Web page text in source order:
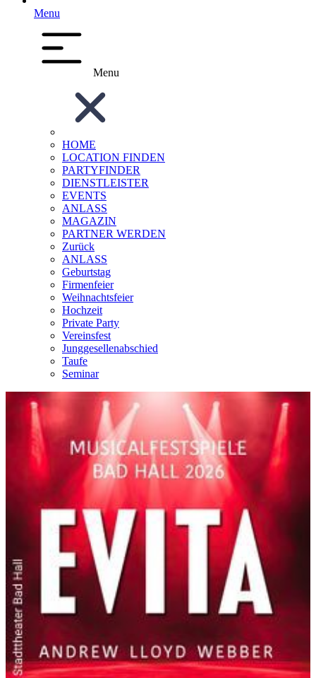
Menu
Menu
HOME
LOCATION FINDEN
PARTYFINDER
DIENSTLEISTER
EVENTS
ANLASS
MAGAZIN
PARTNER WERDEN
Zurück
ANLASS
Geburtstag
Firmenfeier
Weihnachtsfeier
Hochzeit
Private Party
Vereinsfest
Junggesellenabschied
Taufe
Seminar